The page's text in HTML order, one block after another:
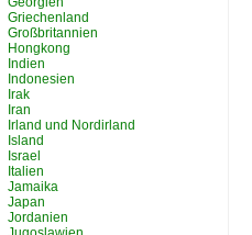
Griechenland
Großbritannien
Hongkong
Indien
Indonesien
Irak
Iran
Irland und Nordirland
Island
Israel
Italien
Jamaika
Japan
Jordanien